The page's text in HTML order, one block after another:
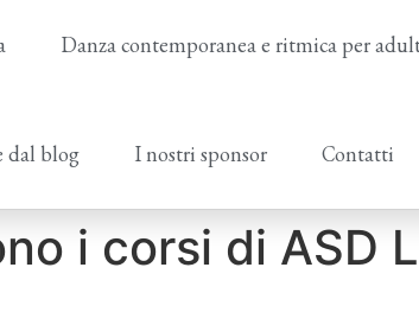
Danza contemporanea e ritmica per
dal blog I nostri sponsor Contatti
i corsi di ASD